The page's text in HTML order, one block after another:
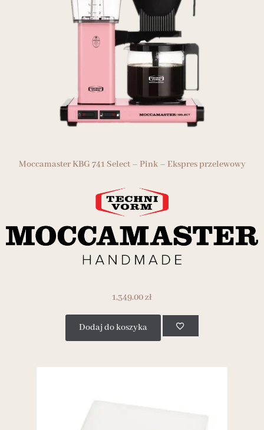
Moccamaster KBG 741 Select – Pink – Ekspres przelewowy
1,349.00zł
Dodaj do koszyka